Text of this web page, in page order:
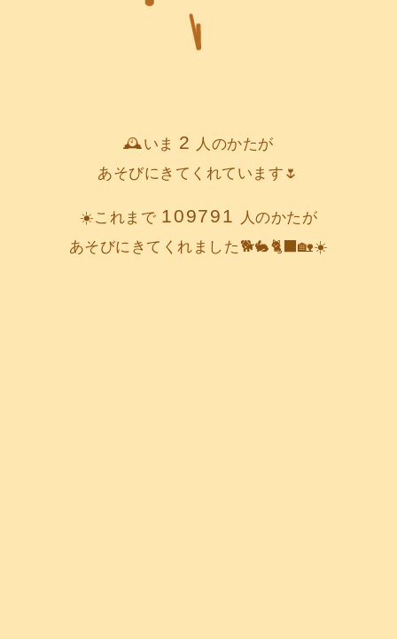
🕰️いま 2 人のかたが
あそびにきてくれています🌷
☀️これまで 109791
人のかたが
あそびにきてくれました🐕️🐇🐈‍⬛🏡☀️